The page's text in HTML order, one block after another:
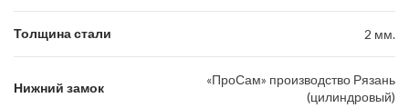
Толщина стали 2 мм.
Нижний замок
«ПроСам» производство Рязань
(цилиндровый)